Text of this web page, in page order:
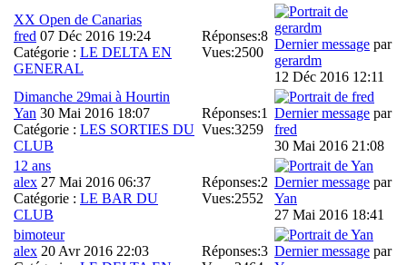
XX Open de Canarias
fred 07 Déc 2016 19:24
Catégorie : LE DELTA EN
GENERAL
Réponses:8
Vues:2500
Dernier message par
gerardm
12 Déc 2016 12:11
Dimanche 29mai à Hourtin
Yan 30 Mai 2016 18:07
Catégorie : LES SORTIES DU
CLUB
Réponses:1
Vues:3259
Dernier message par
fred
30 Mai 2016 21:08
12 ans
alex 27 Mai 2016 06:37
Catégorie : LE BAR DU
CLUB
Réponses:2
Vues:2552
Dernier message par
Yan
27 Mai 2016 18:41
bimoteur
alex 20 Avr 2016 22:03
Réponses:3 Dernier message par